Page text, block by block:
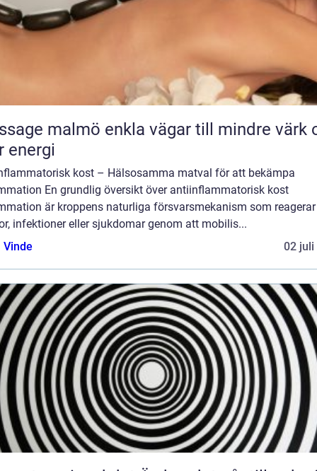
enkla vägar till mindre värk och
energi
kost – Hälsosamma matval för att bekämpa
En grundlig översikt över antiinflammatorisk kost
är kroppens naturliga försvarsmekanism som
infektioner eller sjukdomar genom att mobilis...
Vinde
02 juli